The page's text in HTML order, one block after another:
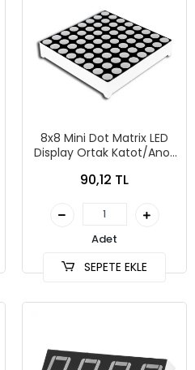
8x8 Mini Dot Matrix LED
Display Ortak Katot/Anot
90,12 TL
Adet
SEPETE EKLE